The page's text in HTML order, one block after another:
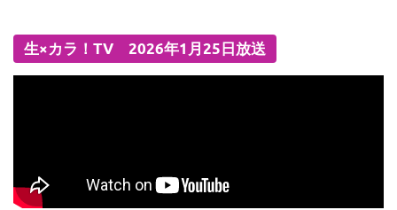
生×カラ！TV 2026年1月25日放送